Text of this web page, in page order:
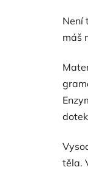
Není
máš
těla.